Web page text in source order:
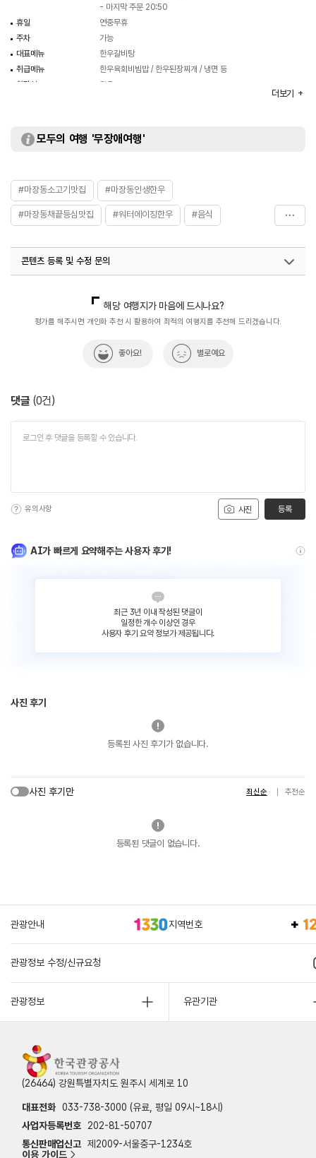
- 마지막 주문 20:50
휴일
연중무휴
주차
가능
대표메뉴
한우갈비탕
취급메뉴
한우육회비빔밥 / 한우된장찌개 / 냉면 등
화장실
있음
더보기
모두의 여행 '무장애여행'
#마장동소고기맛집 #마장동인생한우
#마장동채끝등심맛집 #워터에이징한우 #음식
콘텐츠 등록 및 수정 문의
해당 여행지가 마음에 드시나요?
평가를 해주시면 개인화 추천 시 활용하여 최적의 여행지를 추천해 드리겠습니다.
좋아요! 별로예요
댓글 (0건)
사진
유의사항 등록
AI가 빠르게 요약해주는 사용자 후기!
최근 3년 이내 작성된 댓글이
일정한 개수 이상인 경우
사용자 후기 요약 정보가 제공됩니다.
사진 후기
등록된 사진 후기가 없습니다.
사진 후기만 최신순 추천순
등록된 댓글이 없습니다.
관광안내 지역번호
관광정보 수정/신규요청
관광정보 유관기관
(26464) 강원특별자치도 원주시 세계로 10
대표전화 033-738-3000 (유료, 평일 09시~18시)
사업자등록번호
202-81-50707
통신판매업신고 제2009-서울중구-1234호
이용 가이드